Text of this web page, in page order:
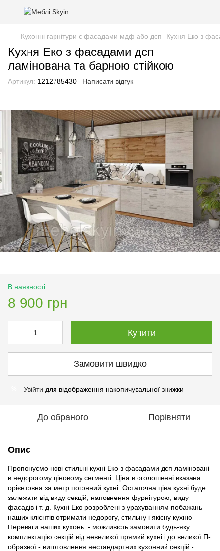
Кухонні гарнітури с фасадами мдф або дсп Кухня Еко з
Кухня Еко з фасадами дсп
ламінована та барною стійкою
Артикул: 1212785430 Написати відгук
В наявності
8 900 грн
Купити
Замовити швидко
Увійти для відображення накопичувальної знижки
До обраного Порівняти
Опис
Пропонуємо нові стильні кухні Еко з фасадами дсп ламіновані
в недорогому ціновому сегменті. Ціна в оголошенні вказана
орієнтовна за метр погонний кухні. Остаточна ціна кухні буде
залежати від виду секцій, наповнення фурнітурою, виду
фасадів і т. д. Кухні Еко розроблені з урахуванням побажань
наших клієнтів отримати недорогу, стильну і якісну кухню.
Переваги наших кухонь: - можливість замовити будь-яку
комплектацію секцій від невеликої прямий кухні і до великої П-
образної - виготовлення нестандартних кухонний секцій -